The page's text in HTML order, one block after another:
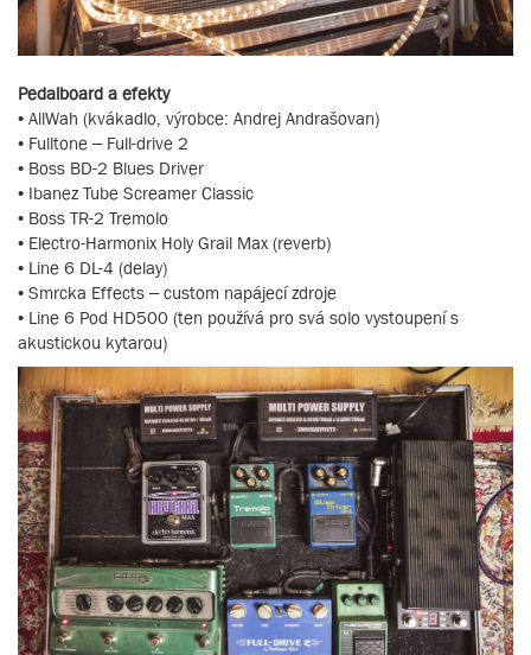
Pedalboard a efekty
• AllWah (kvákadlo, výrobce: Andrej Andrašovan)
• Fulltone – Full-drive 2
• Boss BD-2 Blues Driver
• Ibanez Tube Screamer Classic
• Boss TR-2 Tremolo
• Electro-Harmonix Holy Grail Max (reverb)
• Line 6 DL-4 (delay)
• Smrcka Effects – custom napájecí zdroje
• Line 6 Pod HD500 (ten používá pro svá solo vystoupení s
akustickou kytarou)